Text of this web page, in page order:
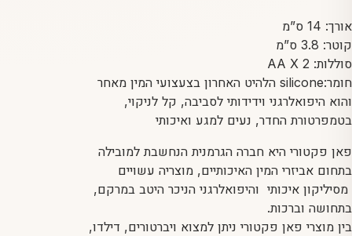
אורך: 14 ס”מ
קוטר: 3.8 ס”מ
סוללות: AA X 2
חומר:silicone הלהיט האחרון בצעצועי המין מאחר
והוא היפואלרגני וידידותי לסביבה, קל לניקוי,
בטמפרטורת החדר, נעים למגע ואיכותי
פאן פקטורי היא חברה הגרמנית הנחשבת למובילה
בתחום אביזרי המין האיכותיים, מוצריה עשויים
מסיליקון איכותי והיפואלרגני הניכר היטב במרקם,
בתחושה וברכות.
בין מוצרי פאן פקטורי ניתן למצוא ויברטורים, דילדו,